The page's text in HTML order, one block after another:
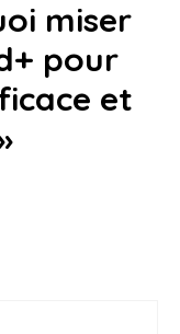
miser
pour
et